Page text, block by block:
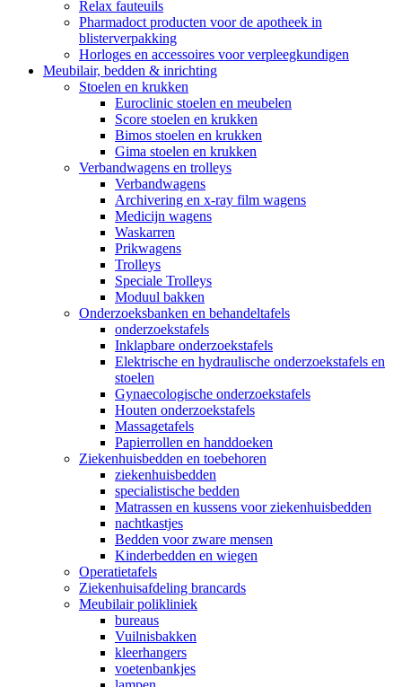
Relax fauteuils
Pharmadoct producten voor de apotheek in
blisterverpakking
Horloges en accessoires voor verpleegkundigen
Meubilair, bedden & inrichting
Stoelen en krukken
Euroclinic stoelen en meubelen
Score stoelen en krukken
Bimos stoelen en krukken
Gima stoelen en krukken
Verbandwagens en trolleys
Verbandwagens
Archivering en x-ray film wagens
Medicijn wagens
Waskarren
Prikwagens
Trolleys
Speciale Trolleys
Moduul bakken
Onderzoeksbanken en behandeltafels
onderzoekstafels
Inklapbare onderzoekstafels
Elektrische en hydraulische onderzoekstafels en
stoelen
Gynaecologische onderzoekstafels
Houten onderzoekstafels
Massagetafels
Papierrollen en handdoeken
Ziekenhuisbedden en toebehoren
ziekenhuisbedden
specialistische bedden
Matrassen en kussens voor ziekenhuisbedden
nachtkastjes
Bedden voor zware mensen
Kinderbedden en wiegen
Operatietafels
Ziekenhuisafdeling brancards
Meubilair polikliniek
bureaus
Vuilnisbakken
kleerhangers
voetenbankjes